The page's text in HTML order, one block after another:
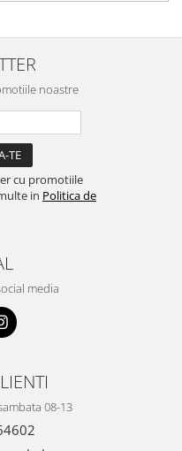
noastre
cu promotiile
in Politica de
media
08-13